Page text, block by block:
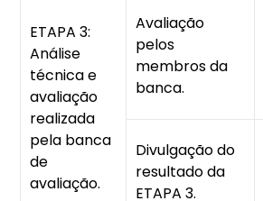
ETAPA 3:
Análise
técnica e
avaliação
realizada
pela banca
de
avaliação.
Avaliação
pelos
membros da
banca.
Divulgação do
resultado da
ETAPA 3.